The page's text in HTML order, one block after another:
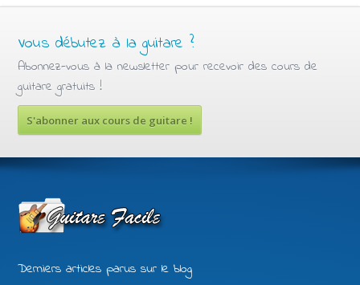
Vous débutez à la guitare ?
Abonnez-vous à la newsletter pour recevoir des cours de
guitare gratuits !
S'abonner aux cours de guitare !
Derniers articles parus sur le blog